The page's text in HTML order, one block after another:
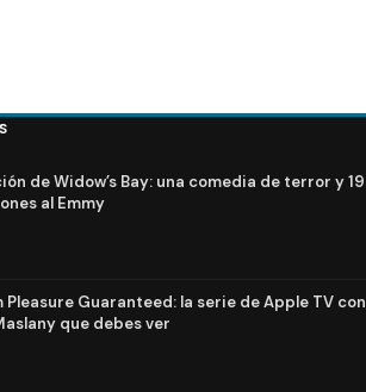
de Widow’s Bay: una comedia de terror y 19
al Emmy
Pleasure Guaranteed: la serie de Apple TV con
que debes ver